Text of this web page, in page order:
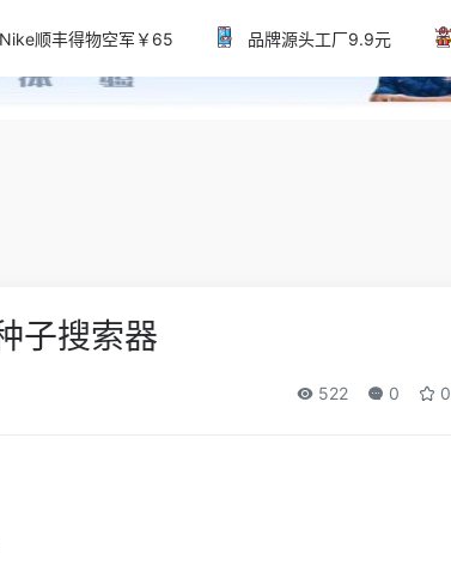
Nike顺丰得物空军￥65 品牌源头工厂9.9元
子搜索器
522 0 0